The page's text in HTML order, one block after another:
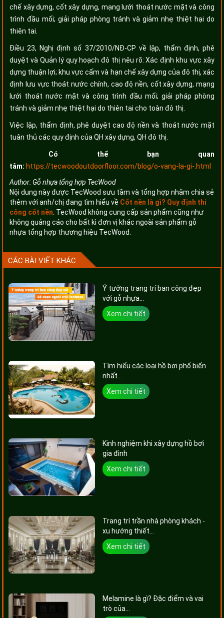
chế xây dựng, cốt xây dựng, mạng lưới thoát nước mặt và công
trình đầu mối; giải pháp phòng tránh và giảm nhẹ thiệt hại do
thiên tai.
Điều 23, Nghị định số 37/2010/NĐ-CP về lập, thẩm định, phê
duyệt và Quản lý quy hoạch đô thị nêu rõ: Xác định khu vực xây
dựng thuận lợi; khu vực cấm và hạn chế xây dựng của đô thị, xác
định lưu vực thoát nước chính, cao độ nền, cốt xây dựng, mạng
lưới thoát nước mặt và công trình đầu mối; giải pháp phòng
tránh và giảm nhẹ thiệt hại do thiên tai cho toàn đô thị.
Việc lập, thẩm định, phê duyệt cao độ nền và thoát nước mặt
tuân thủ các quy định của QH xây dựng, QH đô thị.
Có thể bạn quan
tâm: https://tecwoodoutdoorfloor.com/blog/o-vang-la-gi-.html
Author:Gỗ nhựa tổng hợp TecWood
Nội dung này được TecWood sưu tầm và tổng hợp nhằm chia sẻ
thêm với anh/chị đang tìm hiểu về Cốt nền là gì? Quy định thi
công cốt nền . TecWood không cung cấp sản phẩm cũng như
không quảng cáo cho bất kì đơn vị khác ngoài sản phẩm gỗ
nhựa tổng hợp thương hiệu TecWood.
CÁC BÀI VIẾT KHÁC
Ý tưởng trang trí ban công đẹp
với gỗ nhựa...
Xem chi tiết
Tìm hiểu các loại hồ bơi phổ biến
nhất...
Xem chi tiết
Kinh nghiệm khi xây dựng hồ bơi
gia đình
Xem chi tiết
Trang trí trần nhà phòng khách -
xu hướng thiết...
Xem chi tiết
Melamine là gì? Đặc điểm và vai
trò của...